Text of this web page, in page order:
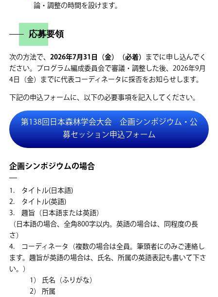
論・調整の時間を設けます。
応募要領
次の方法で、2026年7月31日（金）（必着） までに申し込んでく
ださい。プログラム編成委員会で審議・調整した後、2026年9月
4日（金）までに代表コーディネータに採否をお知らせします。
下記の申込フォームに、以下の必要事項を記入してください。
第138回日本森林学会大会 企画シンポジウム・公
募セッション申込フォーム
企画シンポジウムの場合
1. タイトル(日本語)
2. タイトル(英語)
3. 趣旨（日本語または英語）
（日本語の場合、全角800字以内。英語の場合は、同程度の長
さ）
4. コーディネータ（複数の場合は全員。筆頭者にのみご連絡し
ます。趣旨が英語の場合は、氏名、所属の英語表記も書いて下さ
い。）
1） 氏名（ふりがな）
2） 所属